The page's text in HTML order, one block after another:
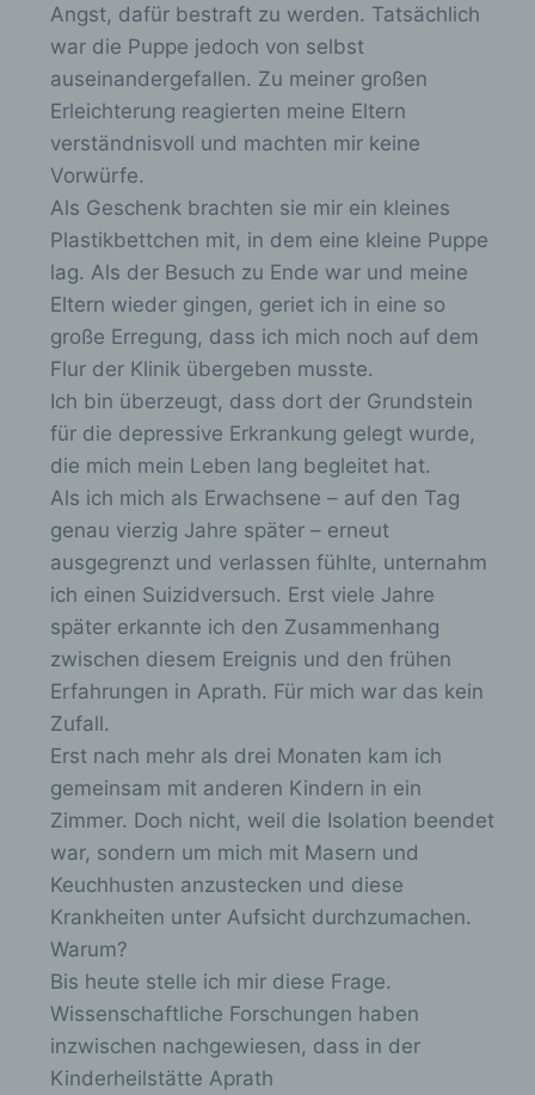
Angst, dafür bestraft zu werden. Tatsächlich
war die Puppe jedoch von selbst
auseinandergefallen. Zu meiner großen
Erleichterung reagierten meine Eltern
verständnisvoll und machten mir keine
Vorwürfe.
Als Geschenk brachten sie mir ein kleines
Plastikbettchen mit, in dem eine kleine Puppe
lag. Als der Besuch zu Ende war und meine
Eltern wieder gingen, geriet ich in eine so
große Erregung, dass ich mich noch auf dem
Flur der Klinik übergeben musste.
Ich bin überzeugt, dass dort der Grundstein
für die depressive Erkrankung gelegt wurde,
die mich mein Leben lang begleitet hat.
Als ich mich als Erwachsene – auf den Tag
genau vierzig Jahre später – erneut
ausgegrenzt und verlassen fühlte, unternahm
ich einen Suizidversuch. Erst viele Jahre
später erkannte ich den Zusammenhang
zwischen diesem Ereignis und den frühen
Erfahrungen in Aprath. Für mich war das kein
Zufall.
Erst nach mehr als drei Monaten kam ich
gemeinsam mit anderen Kindern in ein
Zimmer. Doch nicht, weil die Isolation beendet
war, sondern um mich mit Masern und
Keuchhusten anzustecken und diese
Krankheiten unter Aufsicht durchzumachen.
Warum?
Bis heute stelle ich mir diese Frage.
Wissenschaftliche Forschungen haben
inzwischen nachgewiesen, dass in der
Kinderheilstätte Aprath
Durch eine Registrierung auf der Internetseite des
für die Verarbeitung Verantwortlichen wird ferner
die vom Internet-Service-Provider (ISP) der
betroffenen Person vergebene IP-Adresse, das
Datum sowie die Uhrzeit der Registrierung
gespeichert. Die Speicherung dieser Daten erfolgt
vor dem Hintergrund, dass nur so der Missbrauch
diese Daten im Bedarfsfall ermöglichen,
begangene Straftaten aufzuklären. Insofern ist die
Speicherung dieser Daten zur Absicherung des für
die Verarbeitung Verantwortlichen erforderlich.
Eine Weitergabe dieser Daten an Dritte erfolgt
grundsätzlich nicht, sofern keine gesetzliche
Pflicht zur Weitergabe besteht oder die Weitergabe
der Strafverfolgung dient.
Die Registrierung der betroffenen Person unter
freiwilliger Angabe personenbezogener Daten
dient dem für die Verarbeitung Verantwortlichen
dazu, der betroffenen Person Inhalte oder
Leistungen anzubieten, die aufgrund der Natur der
Sache nur registrierten Benutzern angeboten
werden können. Registrierten Personen steht die
Möglichkeit frei, die bei der Registrierung
angegebenen personenbezogenen Daten
jederzeit abzuändern oder vollständig aus dem
Datenbestand des für die Verarbeitung
Verantwortlichen löschen zu lassen.
Der für die Verarbeitung Verantwortliche erteilt
jeder betroffenen Person jederzeit auf Anfrage
Auskunft darüber, welche personenbezogenen
Daten über die betroffene Person gespeichert sind.
Ferner berichtigt oder löscht der für die
Verarbeitung Verantwortliche personenbezogene
Daten auf Wunsch oder Hinweis der betroffenen
Person, soweit dem keine gesetzlichen
Aufbewahrungspflichten entgegenstehen. Die
Gesamtheit der Mitarbeiter des für die Verarbeitung
Verantwortlichen stehen der betroffenen Person in
diesem Zusammenhang als Ansprechpartner zur
Verfügung.
Kontaktmöglichkeit über die Internetseite